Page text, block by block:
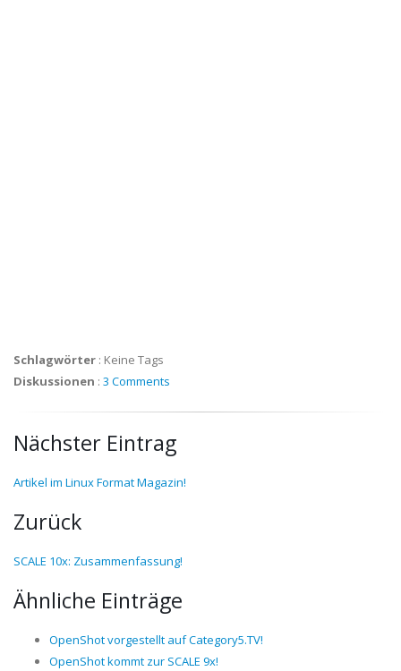
Schlagwörter : Keine Tags
Diskussionen : 3 Comments
Nächster Eintrag
Artikel im Linux Format Magazin!
Zurück
SCALE 10x: Zusammenfassung!
Ähnliche Einträge
OpenShot vorgestellt auf Category5.TV!
OpenShot kommt zur SCALE 9x!